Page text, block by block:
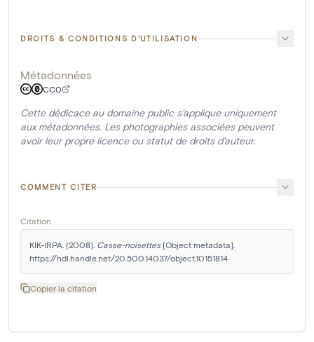
DROITS & CONDITIONS D'UTILISATION
Métadonnées
CC0
Cette dédicace au domaine public s'applique uniquement
aux métadonnées. Les photographies associées peuvent
avoir leur propre licence ou statut de droits d'auteur.
COMMENT CITER
Citation
KIK-IRPA. (2008). Casse-noisettes [Object metadata].
https://hdl.handle.net/20.500.14037/object.10151814
Copier la citation